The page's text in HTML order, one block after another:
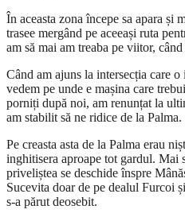
În aceasta zona începe sa apara și
trasee mergând pe aceeași ruta
am să mai am treaba pe viitor,
Când am ajuns la intersecția care
vedem pe unde e mașina care
porniți după noi, am renunțat la
am stabilit să ne ridice de la Palma.
Pe creasta asta de la Palma erau
inghitisera aproape tot gardul. Mai
priveliștea se deschide înspre
Sucevita doar de pe dealul Furcoi
s-a părut deosebit.